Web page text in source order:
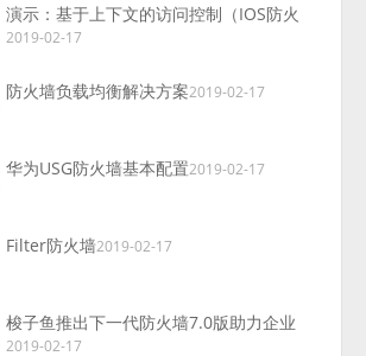
演示：基于上下文的访问控制（IOS防火
2019-02-17
防火墙负载均衡解决方案2019-02-17
华为USG防火墙基本配置2019-02-17
Filter防火墙2019-02-17
梭子鱼推出下一代防火墙7.0版助力企业
2019-02-17